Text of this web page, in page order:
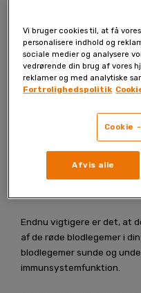
Vitamin B12, også kendt
essentielle B-vitaminer,
en sund krop. Dette
omdanne kulhydrater,
energi og bidrager
stofskifte, hvilket
Endnu vigtigere er det, at
af de røde blodlegemer i
blodlegemer sunde og
immunsystemfunktion.
Vi bruger cookies til, at få
personalisere indhold og
sociale medier og analysere
vedrørende din brug af vores
reklamer og med analytiske
Fortrolighedspolitik
Cookie
Afvis alle